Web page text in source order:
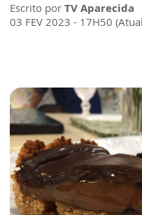
Escrito por TV Aparecida
03 FEV 2023 - 17H50